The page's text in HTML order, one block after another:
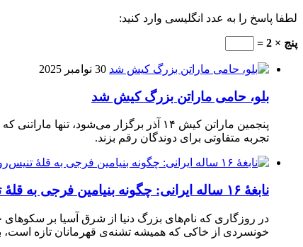
لطفا پاسخ را به عدد انگلیسی وارد کنید:
پنج × 2 =
30 نوامبر 2025
بلو، حامی ماراتن بزرگ کیش شد
تجربه متفاوتی برای دوندگان رقم بزند.
نابغهٔ ۱۶ ساله ایرانی: چگونه بنیامین فرجی به قلهٔ تنیس‌روی‌میز رسید؟
در روزگاری که نام‌های بزرگ دنیا از شرق آسیا بر
خونسردی از خاکی که همیشه تشنه‌ی قهرمانان تازه است،